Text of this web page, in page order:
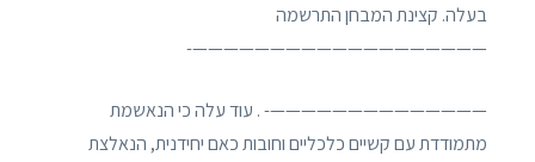
בעלה. קצינת המבחן התרשמה
———————————————————-
——————————————- . עוד עלה כי הנאשמת
מתמודדת עם קשיים כלכליים וחובות כאם יחידנית, הנאלצת